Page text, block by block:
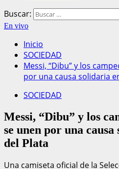
Buscar:
En vivo
Inicio
SOCIEDAD
Messi, “Dibu” y los
por una causa solidaria
SOCIEDAD
Messi, “Dibu” y los
se unen por una
del Plata
Una camiseta oficial de la